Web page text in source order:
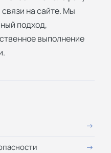
на сайте. Мы
подход,
выполнение